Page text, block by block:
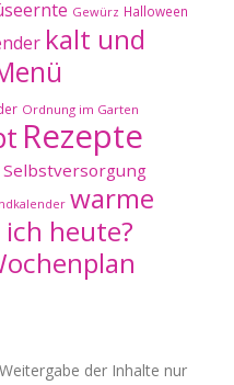
Gewürz Halloween
kalt und
Ordnung im Garten
Rezepte
Selbstversorgung
warme
heute?
der Inhalte nur